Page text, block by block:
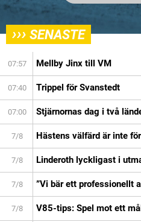
››› SENASTE
07:57 Mellby Jinx till VM
07:40 Trippel för Svanstedt
07:00 Stjärnornas dag i två
7/8 Hästens välfärd är inte
7/8 Linderoth lyckligast i
7/8 ”Vi bär ett professionellt
7/8 V85-tips: Spel mot ett